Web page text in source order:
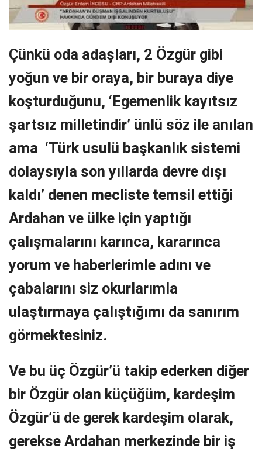
Çünkü oda adaşları, 2 Özgür gibi
yoğun ve bir oraya, bir buraya diye
koşturduğunu, ‘Egemenlik kayıtsız
şartsız milletindir’ ünlü söz ile anılan
ama ‘Türk usulü başkanlık sistemi
dolaysıyla son yıllarda devre dışı
kaldı’ denen mecliste temsil ettiği
Ardahan ve ülke için yaptığı
çalışmalarını karınca, kararınca
yorum ve haberlerimle adını ve
çabalarını siz okurlarımla
ulaştırmaya çalıştığımı da sanırım
görmektesiniz.
Ve bu üç Özgür’ü takip ederken diğer
bir Özgür olan küçüğüm, kardeşim
Özgür’ü de gerek kardeşim olarak,
gerekse Ardahan merkezinde bir iş